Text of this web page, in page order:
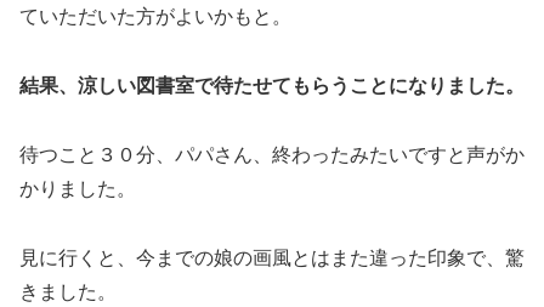
ていただいた方がよいかもと。
結果、涼しい図書室で待たせてもらうことになりました。
待つこと３０分、パパさん、終わったみたいですと声がか
かりました。
見に行くと、今までの娘の画風とはまた違った印象で、驚
きました。